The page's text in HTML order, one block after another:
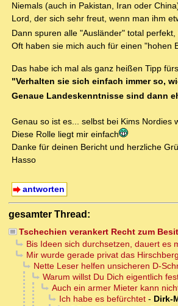
Niemals (auch in Pakistan, Iran oder
Lord, der sich sehr freut, wenn man ihm
Dann spuren alle "Ausländer" total
Oft haben sie mich auch für einen "hohen
Das habe ich mal als ganz heißen Tipp
"Verhalten sie sich einfach immer so,
Genaue Landeskenntnisse sind dann
Genau so ist es... selbst bei Kims Nordies
Diese Rolle liegt mir einfach
Danke für deinen Bericht und herzliche
Hasso
antworten
gesamter Thread:
Tschechien verankert Recht zum
Bis Ideen sich durchsetzen, dauert es
Mir wurde gerade privat das
Nette Leser helfen unsicheren D-
Warum willst Du Dich eigentlich
Auch ein armer Mieter kann
Ich habe es befürchtet- Dirk-